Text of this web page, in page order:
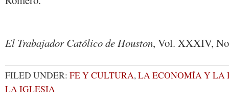
El Trabajador Católico de Houston, Vol. XXXIV,
FILED UNDER: FE Y CULTURA,LA ECONOMÍA Y LA
LA IGLESIA